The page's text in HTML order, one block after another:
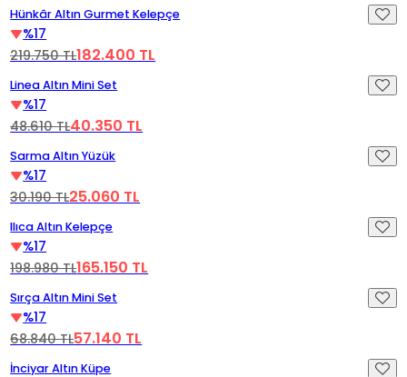
Hünkâr Altın Gurmet Kelepçe
%17
219.750 TL182.400 TL
Linea Altın Mini Set
%17
48.610 TL40.350 TL
Sarma Altın Yüzük
%17
30.190 TL25.060 TL
Ilıca Altın Kelepçe
%17
198.980 TL165.150 TL
Sırça Altın Mini Set
%17
68.840 TL57.140 TL
Videoyu Oynat
İnciyar Altın Küpe